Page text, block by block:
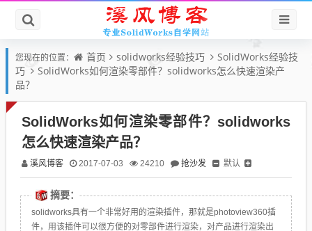
您现在的位置： 首页 solidworks经验技巧
SolidWorks经验技
巧
SolidWorks如何渲染零部件？solidworks怎么快速渲染产
品？
SolidWorks如何渲染零部件？solidworks
怎么快速渲染产品？
溪风博客 2017-07-03 24210 抢沙发 默认
摘要：
solidworks具有一个非常好用的渲染插件，那就是photoview360插
件，用该插件可以很方便的对零部件进行渲染，对产品进行渲染出